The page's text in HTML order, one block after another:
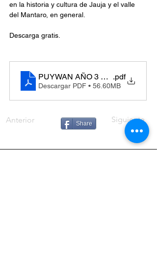
en la historia y cultura de Jauja y el valle
del Mantaro, en general.
Descarga gratis.
PUYWAN AÑO 3 No 3 (2024)
.pdf
Descargar PDF • 56.60MB
Anterior Share Siguiente